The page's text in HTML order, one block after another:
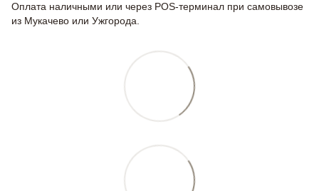
Оплата наличными или через POS-терминал при самовывозе
из Мукачево или Ужгорода.